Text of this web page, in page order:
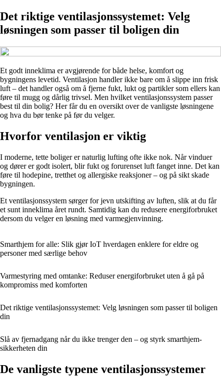
Det riktige ventilasjonssystemet: Velg
løsningen som passer til boligen din
Et godt inneklima er avgjørende for både helse, komfort og
bygningens levetid. Ventilasjon handler ikke bare om å slippe inn frisk
luft – det handler også om å fjerne fukt, lukt og partikler som ellers kan
føre til mugg og dårlig trivsel. Men hvilket ventilasjonssystem passer
best til din bolig? Her får du en oversikt over de vanligste løsningene
og hva du bør tenke på før du velger.
Hvorfor ventilasjon er viktig
I moderne, tette boliger er naturlig lufting ofte ikke nok. Når vinduer
og dører er godt isolert, blir fukt og forurenset luft fanget inne. Det kan
føre til hodepine, tretthet og allergiske reaksjoner – og på sikt skade
bygningen.
Et ventilasjonssystem sørger for jevn utskifting av luften, slik at du får
et sunt inneklima året rundt. Samtidig kan du redusere energiforbruket
dersom du velger en løsning med varmegjenvinning.
Smarthjem for alle: Slik gjør IoT hverdagen enklere for eldre og
personer med særlige behov
Varmestyring med omtanke: Reduser energiforbruket uten å gå på
kompromiss med komforten
Det riktige ventilasjonssystemet: Velg løsningen som passer til boligen
din
Slå av fjernadgang når du ikke trenger den – og styrk smarthjem-
sikkerheten din
De vanligste typene ventilasjonssystemer